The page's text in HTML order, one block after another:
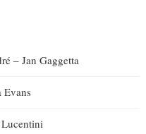
– Jan Gaggetta
Evans